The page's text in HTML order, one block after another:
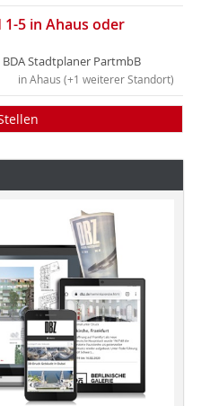
5 in Ahaus oder
Stadtplaner PartmbB
in Ahaus (+1 weiterer Standort)